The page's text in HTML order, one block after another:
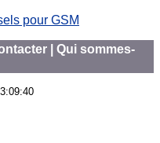
pour GSM
Qui sommes-